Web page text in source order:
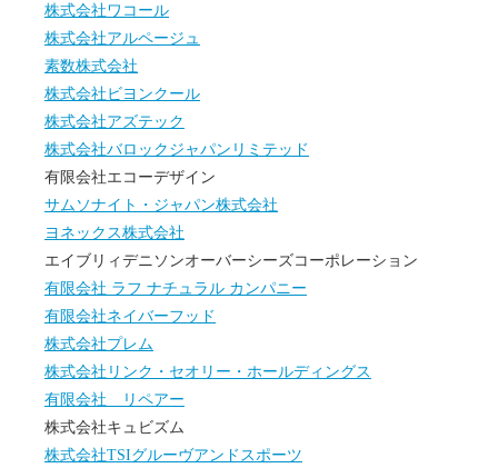
株式会社ワコール
株式会社アルページュ
素数株式会社
株式会社ビヨンクール
株式会社アズテック
株式会社バロックジャパンリミテッド
有限会社エコーデザイン
サムソナイト・ジャパン株式会社
ヨネックス株式会社
エイブリィデニソンオーバーシーズコーポレーション
有限会社 ラフ ナチュラル カンパニー
有限会社ネイバーフッド
株式会社プレム
株式会社リンク・セオリー・ホールディングス
有限会社 リペアー
株式会社キュビズム
株式会社TSIグルーヴアンドスポーツ